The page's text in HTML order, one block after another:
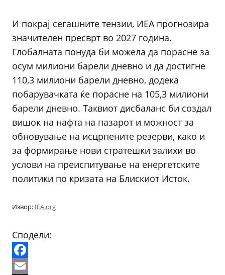
И покрај сегашните тензии, ИЕА прогнозира
значителен пресврт во 2027 година.
Глобалната понуда би можела да порасне за
осум милиони барели дневно и да достигне
110,3 милиони барели дневно, додека
побарувачката ќе порасне на 105,3 милиони
барели дневно. Таквиот дисбаланс би создал
вишок на нафта на пазарот и можност за
обновување на исцрпените резерви, како и
за формирање нови стратешки залихи во
услови на преиспитување на енергетските
политики по кризата на Блискиот Исток.
Извор: IEA.org
Сподели:
Facebook